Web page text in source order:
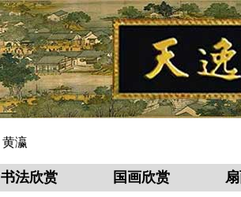
黄瀛
书法欣赏 国画欣赏